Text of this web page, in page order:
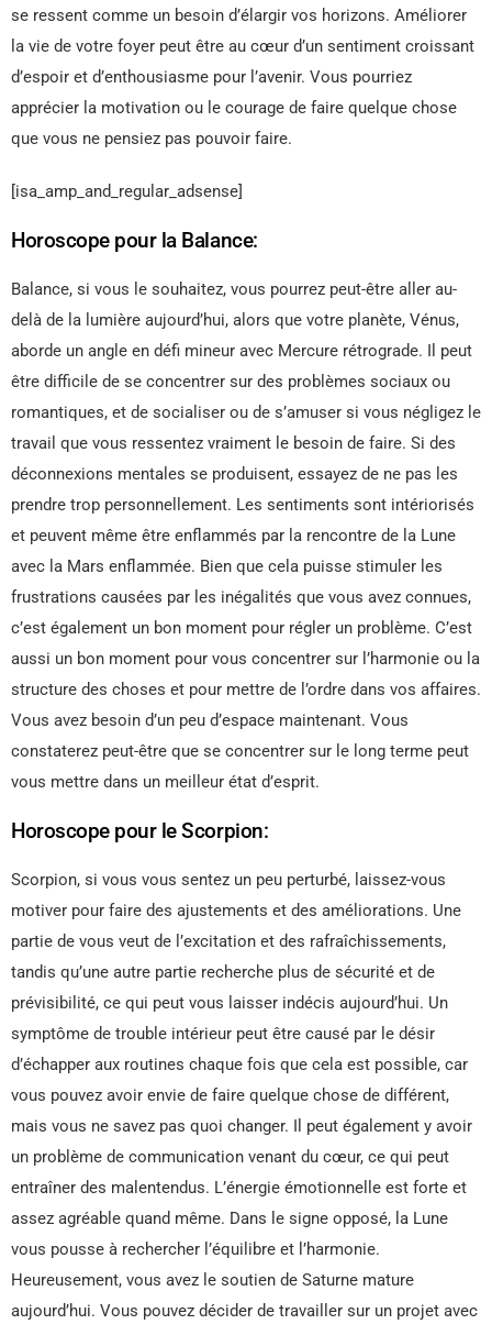
se ressent comme un besoin d’élargir vos horizons. Améliorer
la vie de votre foyer peut être au cœur d’un sentiment croissant
d’espoir et d’enthousiasme pour l’avenir. Vous pourriez
apprécier la motivation ou le courage de faire quelque chose
que vous ne pensiez pas pouvoir faire.
[isa_amp_and_regular_adsense]
Horoscope pour la Balance:
Balance, si vous le souhaitez, vous pourrez peut-être aller au-
delà de la lumière aujourd’hui, alors que votre planète, Vénus,
aborde un angle en défi mineur avec Mercure rétrograde. Il peut
être difficile de se concentrer sur des problèmes sociaux ou
romantiques, et de socialiser ou de s’amuser si vous négligez le
travail que vous ressentez vraiment le besoin de faire. Si des
déconnexions mentales se produisent, essayez de ne pas les
prendre trop personnellement. Les sentiments sont intériorisés
et peuvent même être enflammés par la rencontre de la Lune
avec la Mars enflammée. Bien que cela puisse stimuler les
frustrations causées par les inégalités que vous avez connues,
c’est également un bon moment pour régler un problème. C’est
aussi un bon moment pour vous concentrer sur l’harmonie ou la
structure des choses et pour mettre de l’ordre dans vos affaires.
Vous avez besoin d’un peu d’espace maintenant. Vous
constaterez peut-être que se concentrer sur le long terme peut
vous mettre dans un meilleur état d’esprit.
Horoscope pour le Scorpion:
Scorpion, si vous vous sentez un peu perturbé, laissez-vous
motiver pour faire des ajustements et des améliorations. Une
partie de vous veut de l’excitation et des rafraîchissements,
tandis qu’une autre partie recherche plus de sécurité et de
prévisibilité, ce qui peut vous laisser indécis aujourd’hui. Un
symptôme de trouble intérieur peut être causé par le désir
d’échapper aux routines chaque fois que cela est possible, car
vous pouvez avoir envie de faire quelque chose de différent,
mais vous ne savez pas quoi changer. Il peut également y avoir
un problème de communication venant du cœur, ce qui peut
entraîner des malentendus. L’énergie émotionnelle est forte et
assez agréable quand même. Dans le signe opposé, la Lune
vous pousse à rechercher l’équilibre et l’harmonie.
Heureusement, vous avez le soutien de Saturne mature
aujourd’hui. Vous pouvez décider de travailler sur un projet avec